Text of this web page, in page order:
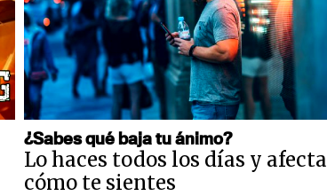
¿Sabes qué baja tu ánimo?
Lo haces todos los días y afecta
cómo te sientes